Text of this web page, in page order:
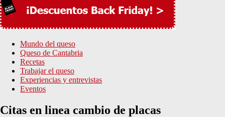
Mundo del queso
Queso de Cantabria
Recetas
Trabajar el queso
Experiencias y entrevistas
Eventos
Citas en linea cambio de placas